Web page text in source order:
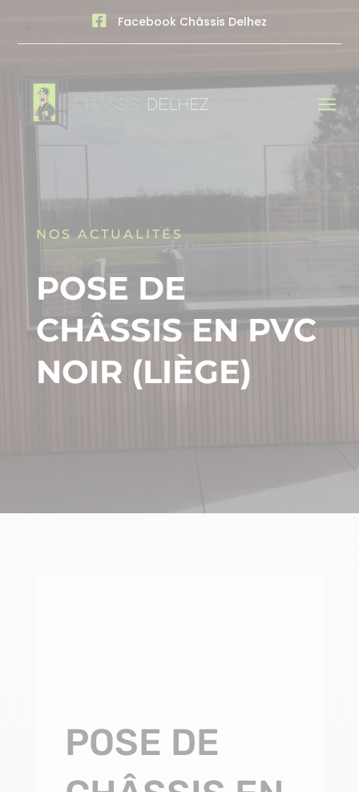
 Facebook Châssis Delhez
a
NOS ACTUALITÉS
POSE DE
CHÂSSIS EN PVC
NOIR (LIÈGE)
POSE DE